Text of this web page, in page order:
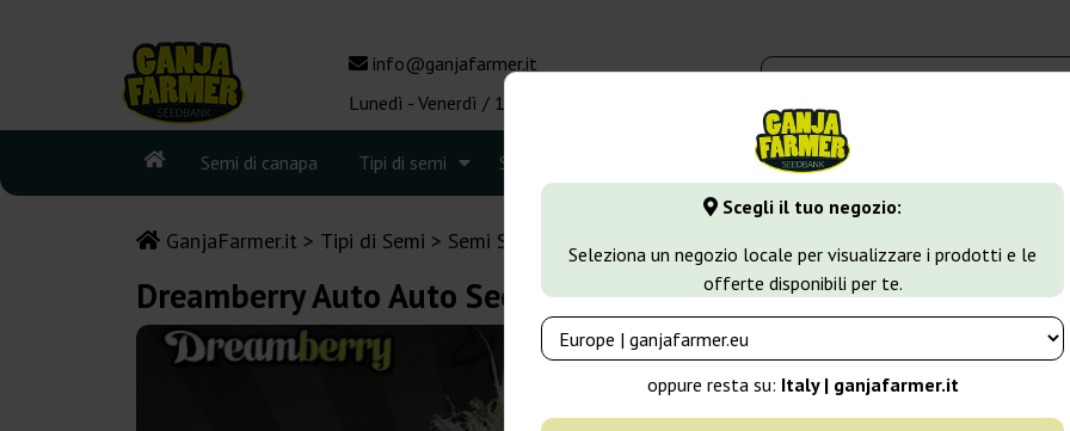
Scegli il tuo negozio:
Seleziona un negozio locale per visualizzare i prodotti e le
offerte disponibili per te.
oppure resta su: Italy | ganjafarmer.it
info@ganjafarmer.it
Lunedì - Venerdì / 10:00 - 16:00
Semi di canapa Tipi di semi Seedbank Tipi di marijuana Altro
GanjaFarmer.it Tipi di Semi Semi Sativa
Dreamberry Auto Auto Seeds
Auto Seeds